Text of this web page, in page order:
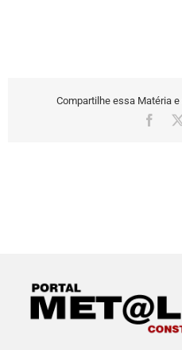
Compartilhe essa Matéria